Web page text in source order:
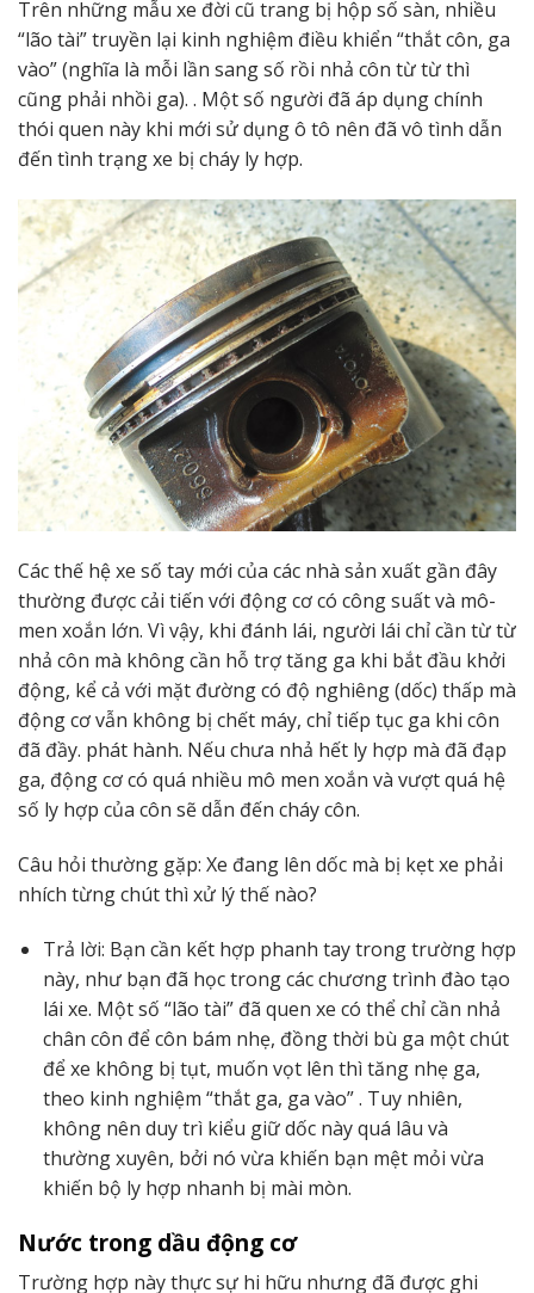
Trên những mẫu xe đời cũ trang bị hộp số sàn, nhiều
“lão tài” truyền lại kinh nghiệm điều khiển “thắt côn, ga
vào” (nghĩa là mỗi lần sang số rồi nhả côn từ từ thì
cũng phải nhồi ga). . Một số người đã áp dụng chính
thói quen này khi mới sử dụng ô tô nên đã vô tình dẫn
đến tình trạng xe bị cháy ly hợp.
Các thế hệ xe số tay mới của các nhà sản xuất gần đây
thường được cải tiến với động cơ có công suất và mô-
men xoắn lớn. Vì vậy, khi đánh lái, người lái chỉ cần từ từ
nhả côn mà không cần hỗ trợ tăng ga khi bắt đầu khởi
động, kể cả với mặt đường có độ nghiêng (dốc) thấp mà
động cơ vẫn không bị chết máy, chỉ tiếp tục ga khi côn
đã đầy. phát hành. Nếu chưa nhả hết ly hợp mà đã đạp
ga, động cơ có quá nhiều mô men xoắn và vượt quá hệ
số ly hợp của côn sẽ dẫn đến cháy côn.
Câu hỏi thường gặp: Xe đang lên dốc mà bị kẹt xe phải
nhích từng chút thì xử lý thế nào?
Trả lời: Bạn cần kết hợp phanh tay trong trường hợp
này, như bạn đã học trong các chương trình đào tạo
lái xe. Một số “lão tài” đã quen xe có thể chỉ cần nhả
chân côn để côn bám nhẹ, đồng thời bù ga một chút
để xe không bị tụt, muốn vọt lên thì tăng nhẹ ga,
theo kinh nghiệm “thắt ga, ga vào” . Tuy nhiên,
không nên duy trì kiểu giữ dốc này quá lâu và
thường xuyên, bởi nó vừa khiến bạn mệt mỏi vừa
khiến bộ ly hợp nhanh bị mài mòn.
Nước trong dầu động cơ
Trường hợp này thực sự hi hữu nhưng đã được ghi